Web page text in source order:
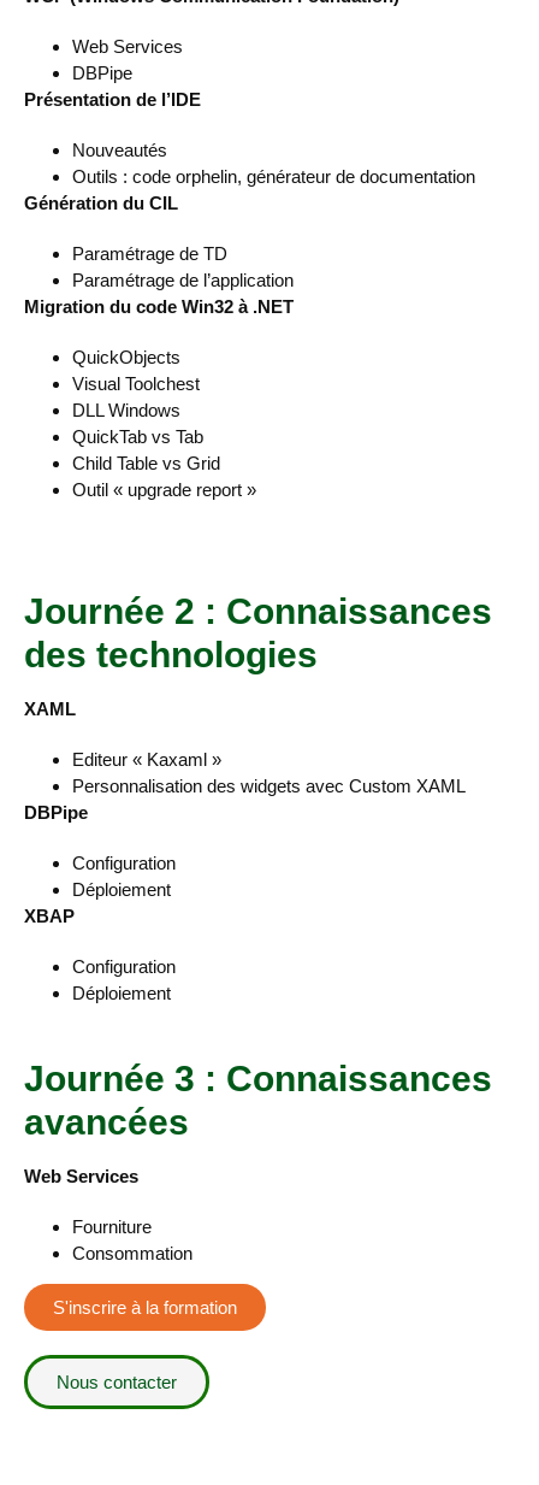
Web Services
DBPipe
Présentation de l’IDE
Nouveautés
Outils : code orphelin, générateur de documentation
Génération du CIL
Paramétrage de TD
Paramétrage de l’application
Migration du code Win32 à .NET
QuickObjects
Visual Toolchest
DLL Windows
QuickTab vs Tab
Child Table vs Grid
Outil « upgrade report »
Journée 2 : Connaissances
des technologies
XAML
Editeur « Kaxaml »
Personnalisation des widgets avec Custom XAML
DBPipe
Configuration
Déploiement
XBAP
Configuration
Déploiement
Journée 3 : Connaissances
avancées
Web Services
Fourniture
Consommation
S'inscrire à la formation
Nous contacter